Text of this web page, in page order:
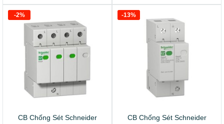
CB Chống Sét Schneider
-2%
CB Chống Sét Schneider
-13%